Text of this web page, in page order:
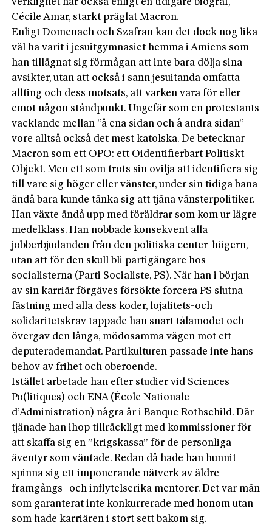
verklighet har också enligt en tidigare biograf,
Cécile Amar, starkt präglat Macron.
Enligt Domenach och Szafran kan det dock nog lika
väl ha varit i jesuitgymnasiet hemma i Amiens som
han tillägnat sig förmågan att inte bara dölja sina
avsikter, utan att också i sann jesuitanda omfatta
allting och dess motsats, att varken vara för eller
emot någon ståndpunkt. Ungefär som en protestants
vacklande mellan ”å ena sidan och å andra sidan”
vore alltså också det mest katolska. De betecknar
Macron som ett OPO: ett Oidentifierbart Politiskt
Objekt. Men ett som trots sin ovilja att identifiera sig
till vare sig höger eller vänster, under sin tidiga bana
ändå bara kunde tänka sig att tjäna vänsterpolitiker.
Han växte ändå upp med föräldrar som kom ur lägre
medelklass. Han nobbade konsekvent alla
jobberbjudanden från den politiska center-högern,
utan att för den skull bli partigängare hos
socialisterna (Parti Socialiste, PS). När han i början
av sin karriär förgäves försökte forcera PS slutna
fästning med alla dess koder, lojalitets-och
solidaritetskrav tappade han snart tålamodet och
övergav den långa, mödosamma vägen mot ett
deputerademandat. Partikulturen passade inte hans
behov av frihet och oberoende.
Istället arbetade han efter studier vid Sciences
Po(litiques) och ENA (École Nationale
d’Administration) några år i Banque Rothschild. Där
tjänade han ihop tillräckligt med kommissioner för
att skaffa sig en ”krigskassa” för de personliga
äventyr som väntade. Redan då hade han hunnit
spinna sig ett imponerande nätverk av äldre
framgångs- och inflytelserika mentorer. Det var män
som garanterat inte konkurrerade med honom utan
som hade karriären i stort sett bakom sig.